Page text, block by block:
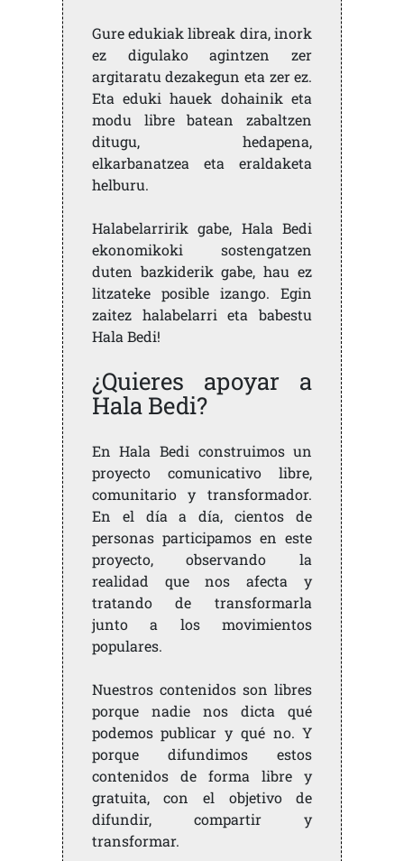
Gure edukiak libreak dira, inork
ez digulako agintzen zer
argitaratu dezakegun eta zer ez.
Eta eduki hauek dohainik eta
modu libre batean zabaltzen
ditugu, hedapena,
elkarbanatzea eta eraldaketa
helburu.
Halabelarririk gabe, Hala Bedi
ekonomikoki sostengatzen
duten bazkiderik gabe, hau ez
litzateke posible izango. Egin
zaitez halabelarri eta babestu
Hala Bedi!
¿Quieres apoyar a
Hala Bedi?
En Hala Bedi construimos un
proyecto comunicativo libre,
comunitario y transformador.
En el día a día, cientos de
personas participamos en este
proyecto, observando la
realidad que nos afecta y
tratando de transformarla
junto a los movimientos
populares.
Nuestros contenidos son libres
porque nadie nos dicta qué
podemos publicar y qué no. Y
porque difundimos estos
contenidos de forma libre y
gratuita, con el objetivo de
difundir, compartir y
transformar.